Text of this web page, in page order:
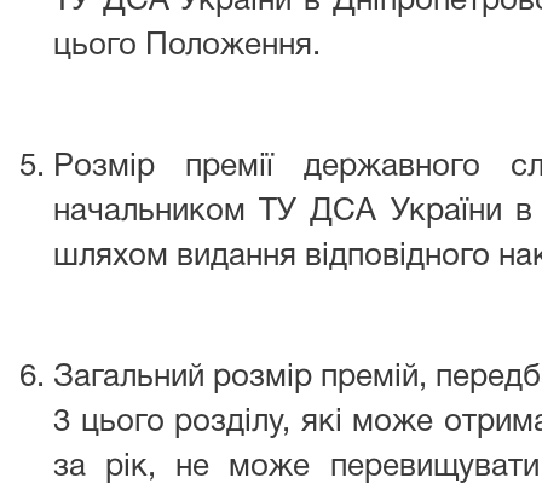
цього Положення.
Розмір премії державного
начальником ТУ ДСА України в
шляхом видання відповідного
Загальний розмір премій,
3 цього розділу, які може
за рік, не може